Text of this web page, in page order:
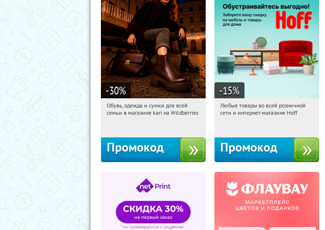
-30%
12:55:04 Получили:
Обувь, одежда и сумки для всей
семьи в магазине kari на Wildberries
Промокод
-15%
12:55:04 Получили:
Любые товары во всей розничной
сети и интернет-магазине Hoff
Промокод